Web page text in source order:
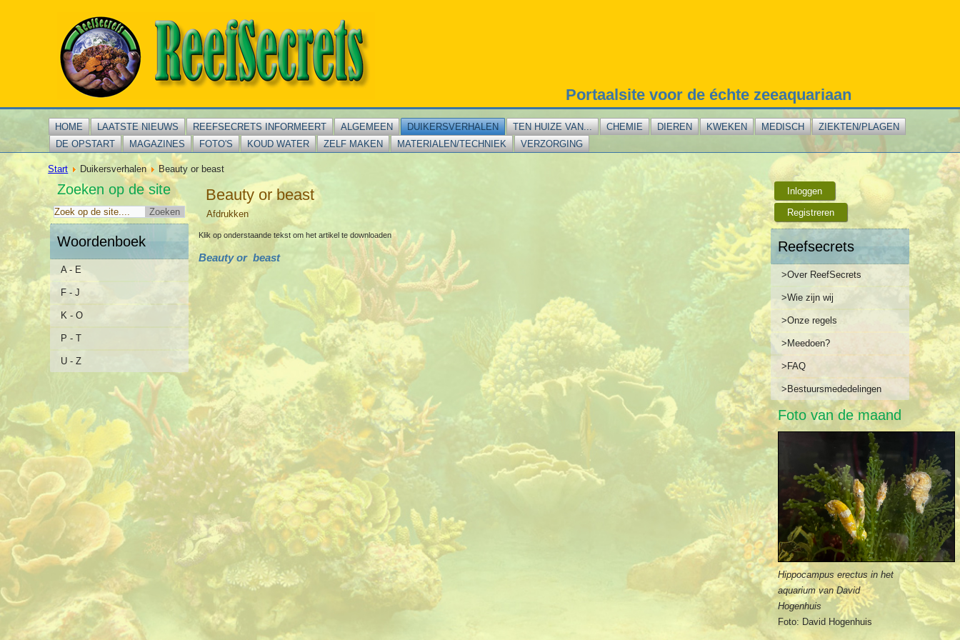
Portaalsite voor de échte zeeaquariaan
HOME LAATSTE NIEUWS REEFSECRETS INFORMEERT ALGEMEEN DUIKERSVERHALEN TEN HUIZE VAN... CHEMIE DIEREN KWEKEN MEDISCH
ZIEKTEN/PLAGEN
DE OPSTART
MAGAZINES FOTO'S KOUD WATER ZELF MAKEN MATERIALEN/TECHNIEK VERZORGING
Start Duikersverhalen Beauty or beast
Zoeken op de site
Woordenboek
A - E
F - J
K - O
P - T
U - Z
Beauty or beast
Afdrukken
Klik op onderstaande tekst om het artikel te downloaden
Beauty or beast
Inloggen
Registreren
Reefsecrets
>Over ReefSecrets
>Wie zijn wij
>Onze regels
>Meedoen?
>FAQ
>Bestuursmededelingen
Foto van de maand
Hippocampus erectus in het
aquarium van David
Hogenhuis
Foto: David Hogenhuis